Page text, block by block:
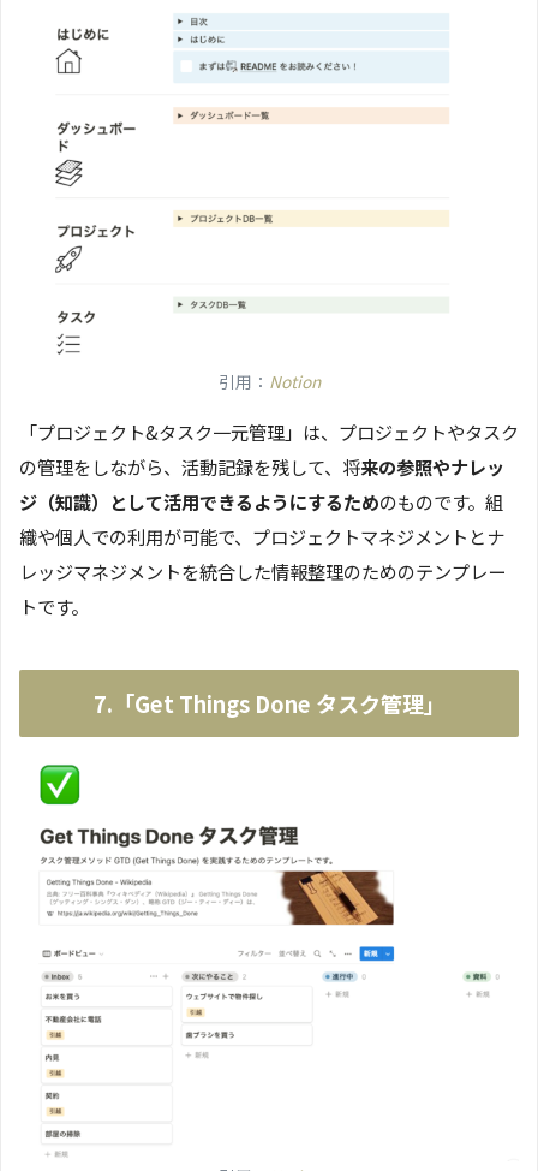
引用： Notion
「プロジェクト&タスク一元管理」は、プロジェクトやタスク
の管理をしながら、活動記録を残して、将来の参照やナレッ
ジ（知識）として活用できるようにするためのものです。組
織や個人での利用が可能で、プロジェクトマネジメントとナ
レッジマネジメントを統合した情報整理のためのテンプレー
トです。
7.「Get Things Done タスク管理」